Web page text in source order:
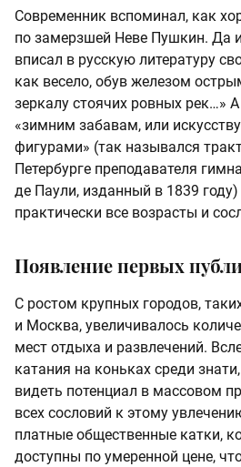
Современник вспоминал, как
по замерзшей Неве Пушкин. Да
вписал в русскую литературу
как весело, обув железом
зеркалу стоячих ровных рек…»
«зимним забавам, или
фигурами» (так назывался
Петербурге преподавателя
де Паули, изданный в 1839
практически все возрасты и
Появление первых
С ростом крупных городов,
и Москва, увеличивалось
мест отдыха и развлечений.
катания на коньках среди
видеть потенциал в массовом
всех сословий к этому
платные общественные катки,
доступны по умеренной цене,